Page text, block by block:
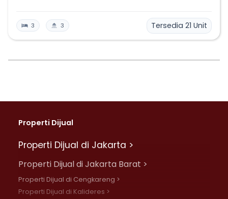
3 3 Tersedia 21 Unit
Properti Dijual
Properti Dijual di Jakarta >
Properti Dijual di Jakarta Barat >
Properti Dijual di Cengkareng >
Properti Dijual di Kalideres >